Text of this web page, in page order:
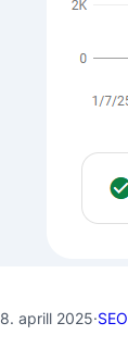
8. aprill 2025·SEO